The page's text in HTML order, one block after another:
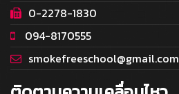
0-2278-1830
094-8170555
smokefreeschool@gmail.com